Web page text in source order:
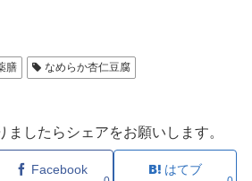
膳
なめらか杏仁豆腐
ましたらシェアをお願いします。
Facebook はてブ